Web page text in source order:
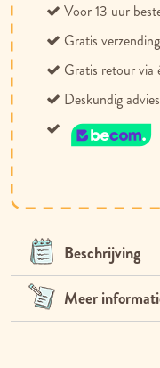
Voor 13 uur
Gratis
Gratis retour via
Deskundig
Beschrijving
Meer